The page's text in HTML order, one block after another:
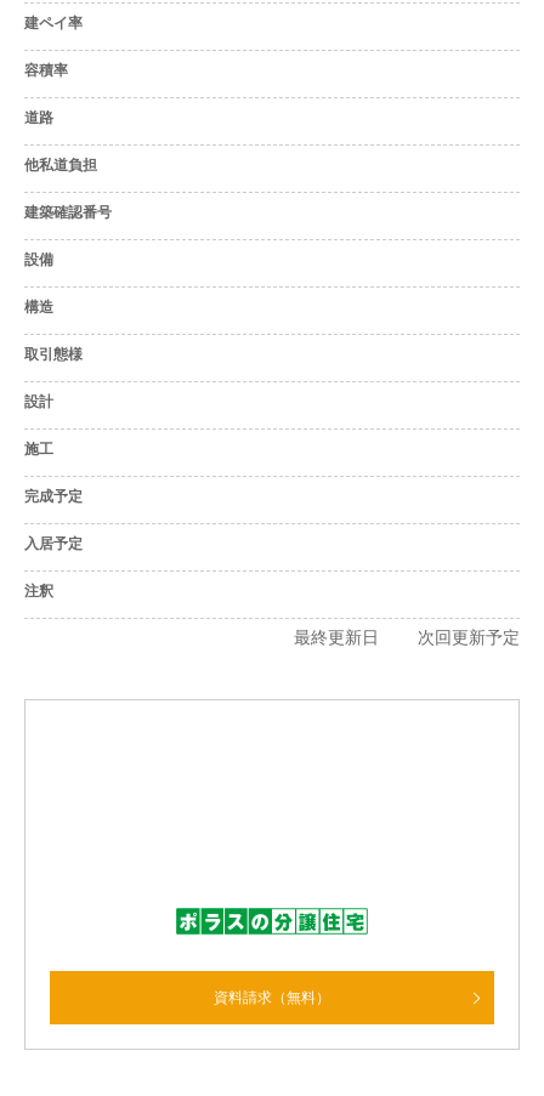
建ペイ率
容積率
道路
他私道負担
建築確認番号
設備
構造
取引態様
設計
施工
完成予定
入居予定
注釈
最終更新日 次回更新予定
資料請求（無料）